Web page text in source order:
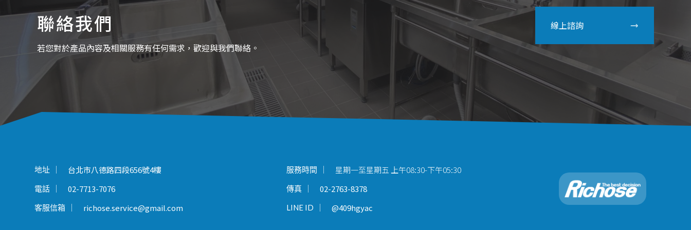
聯絡我們
若您對於產品內容及相關服務有任何需求，歡迎與我們聯絡。
線上諮詢
地址 台北市八德路四段656號4樓 服務時間 星期一至星期五 上午08:30-下午05:30
電話 02-7713-7076 傳真 02-2763-8378
客服信箱 richose.service@gmail.com LINE ID @409hgyac